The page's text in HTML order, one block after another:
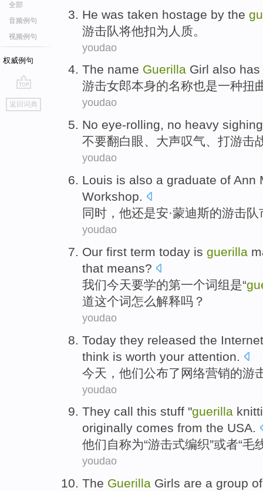
全部
音频例句
视频例句
权威例句
go
top
返回词典
He was taken hostage by the
游击队将他扣为 人质 。
youdao
The name Guerilla Girl also has
游击女郎本身的名称也是一种扭
youdao
No eye-rolling, no heavy sighing
不要翻白眼、 大声叹气、打游击
youdao
Louis is also a graduate of Ann
Workshop.
同时，他还是安·蒙迪斯的游击队
youdao
Our first term today is guerilla
that means?
我们今天要学的第一个词组是“
道这个词怎么解释吗？
youdao
Today they released the Internet
think is worth your attention
今天 ， 他们公布了 网络营销的游
youdao
They call this stuff "guerilla
originally comes from the USA.
他们 自称为“游击式编织”或者“毛
youdao
The Guerilla Girls are a group of